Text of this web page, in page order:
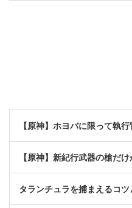
【原神】ホヨバに限って執
【原神】新紀行武器の槍だ
タランチュラを捕まえるコ